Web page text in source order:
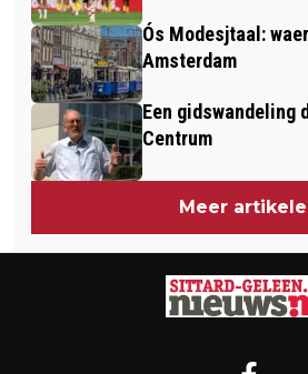
Ós Modesjtaal:
Amsterdam
Een gidswandeling
Centrum
Meer